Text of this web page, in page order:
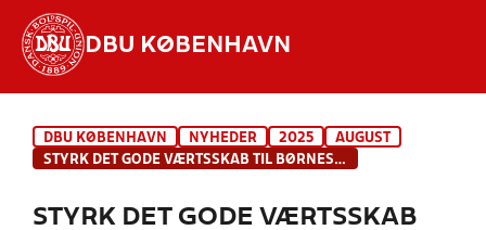
DBU KØBENHAVN
INDHOLD OG NYHEDER
HOLD
DBU KØBENHAVN NYHEDER 2025
AUGUST
STYRK DET GODE VÆRTSSKAB TIL BØRNESTÆVNET MED DENNE GUIDE
STYRK DET GODE VÆRTSSKAB